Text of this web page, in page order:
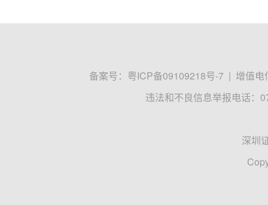
备案号： 粤ICP备09109218号-7 | 增值电
违法和不良信息举报电话：
深圳